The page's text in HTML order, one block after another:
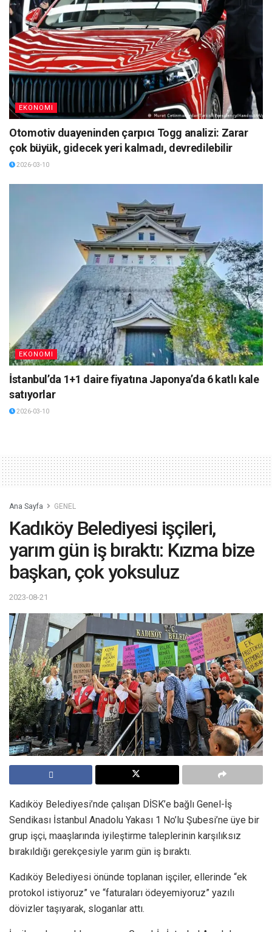
EKONOMI
Otomotiv duayeninden çarpıcı Togg analizi: Zarar
çok büyük, gidecek yeri kalmadı, devredilebilir
2026-03-10
EKONOMI
İstanbul’da 1+1 daire fiyatına Japonya’da 6 katlı kale
satıyorlar
2026-03-10
Ana Sayfa GENEL
Kadıköy Belediyesi işçileri,
yarım gün iş bıraktı: Kızma bize
başkan, çok yoksuluz
2023-08-21
Kadıköy Belediyesi’nde çalışan DİSK’e bağlı Genel-İş
Sendikası İstanbul Anadolu Yakası 1 No’lu Şubesi’ne üye bir
grup işçi, maaşlarında iyileştirme taleplerinin karşılıksız
bırakıldığı gerekçesiyle yarım gün iş bıraktı.
Kadıköy Belediyesi önünde toplanan işçiler, ellerinde “ek
protokol istiyoruz” ve “faturaları ödeyemiyoruz” yazılı
dövizler taşıyarak, sloganlar attı.